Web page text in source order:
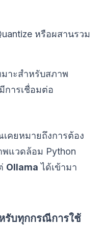
หรือผสานรวม
มาะสำหรับสภาพ
ารเชื่อมต่อ
คยหมายถึงการต้อง
พแวดล้อม Python
Ollama ได้เข้ามา
รับทุกกรณีการใช้